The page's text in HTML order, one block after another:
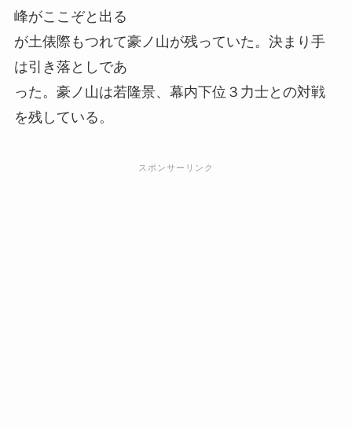
峰がここぞと出る
が土俵際もつれて豪ノ山が残っていた。決まり手
は引き落としであ
った。豪ノ山は若隆景、幕内下位３力士との対戦
を残している。
スポンサーリンク